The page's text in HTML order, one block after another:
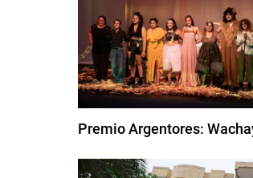
Premio Argentores: